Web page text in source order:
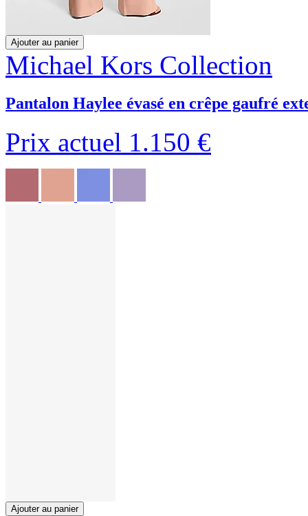
Ajouter au panier
Michael Kors Collection
Pantalon Haylee évasé en crêpe gaufré
Prix actuel 1.150 €
Ajouter au panier